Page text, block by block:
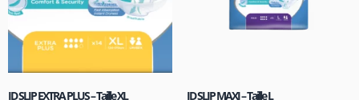
ID SLIP EXTRA PLUS – Taille XL ID SLIP MAXI – Taille L